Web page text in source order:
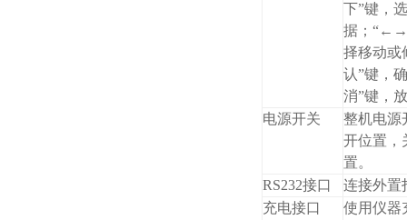
下”键，
据；
择移动或
认”键，
消”键，
电源开关
整机电源
开位置，
置。
RS232接口
连接外置
充电接口
使用仪器